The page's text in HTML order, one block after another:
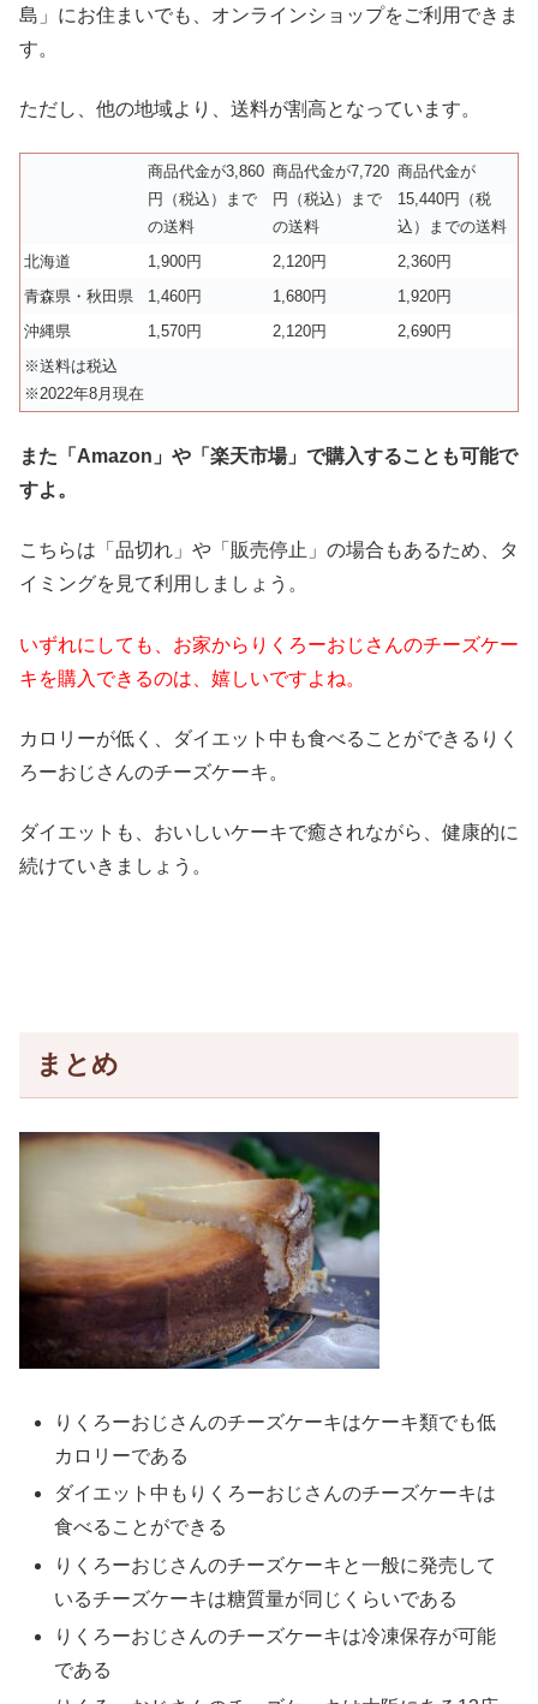
島」にお住まいでも、オンラインショップをご利用できま
す。
ただし、他の地域より、送料が割高となっています。
商品代金が3,860
円（税込）まで
の送料
商品代金が7,720
円（税込）まで
の送料
商品代金が
15,440円（税
込）までの送料
北海道
1,900円 2,120円
2,360円
青森県・秋田県
1,460円 1,680円
1,920円
沖縄県
1,570円 2,120円
2,690円
※送料は税込
※2022年8月現在
また「Amazon」や「楽天市場」で購入することも可能で
すよ。
こちらは「品切れ」や「販売停止」の場合もあるため、タ
イミングを見て利用しましょう。
いずれにしても、お家からりくろーおじさんのチーズケー
キを購入できるのは、嬉しいですよね。
カロリーが低く、ダイエット中も食べることができるりく
ろーおじさんのチーズケーキ。
ダイエットも、おいしいケーキで癒されながら、健康的に
続けていきましょう。
まとめ
りくろーおじさんのチーズケーキはケーキ類でも低
カロリーである
ダイエット中もりくろーおじさんのチーズケーキは
食べることができる
りくろーおじさんのチーズケーキと一般に発売して
いるチーズケーキは糖質量が同じくらいである
りくろーおじさんのチーズケーキは冷凍保存が可能
である